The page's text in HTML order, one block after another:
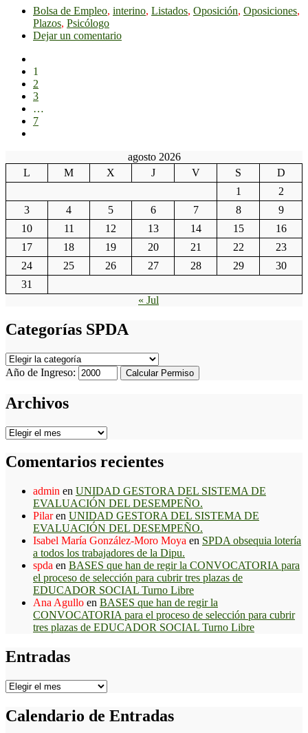
Bolsa de Empleo, interino, Listados, Oposición, Oposiciones,
Plazos, Psicólogo
Dejar un comentario
1
2
3
…
7
agosto 2026
L
M X J V S
D
1
2
3
4 5 6 7 8
9
10
11 12 13 14 15
16
17
18 19 20 21 22
23
24
25 26 27 28 29
30
31
« Jul
Categorías SPDA
Categorías
SPDA
Año de Ingreso: Calcular Permiso
Archivos
Archivos
Comentarios recientes
admin en UNIDAD GESTORA DEL SISTEMA DE
EVALUACIÓN DEL DESEMPEÑO.
Pilaren UNIDAD GESTORA DEL SISTEMA DE
EVALUACIÓN DEL DESEMPEÑO.
Isabel María González-Moro Moya en SPDA obsequia lotería
a todos los trabajadores de la Dipu.
spda en BASES que han de regir la CONVOCATORIA para
el proceso de selección para cubrir tres plazas de
EDUCADOR SOCIAL Turno Libre
Ana Agullo en BASES que han de regir la
CONVOCATORIA para el proceso de selección para cubrir
tres plazas de EDUCADOR SOCIAL Turno Libre
Entradas
Entradas
Calendario de Entradas